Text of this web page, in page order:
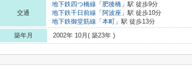
交通
地下鉄四つ橋線 「 肥後橋 」駅 徒歩9分
地下鉄千日前線 「 阿波座 」駅 徒歩10分
地下鉄御堂筋線 「 本町 」駅 徒歩13分
築年月
2002年 10月( 築23年 )